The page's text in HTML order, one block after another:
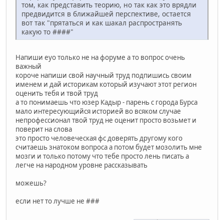
том, как представить теорию, но так как это врядли
предвидится в ближайшей перспективе, остается
вот так "прятаться и как шакал распространять
какую то ####"
Напиши еуо только не на форуме а то вопрос очень
важный
короче напиши свой научный труд подпишись своим
именем и дай историкам который изучают этот регион
оценить тебя и твой труд
а то понимаешь что юзер Кадыр - парень с города Бурса
мало интересующийся историей во всяком случае
непрофессионал твой труд не оценит просто возьмет и
поверит на слова
это просто человеческая фс доверять другому кого
считаешь знатоком вопроса а потом будет мозолить мне
мозги и только потому что тебе просто лень писать а
легче на народном уровне рассказывать
можешь?
если нет то лучше не ###